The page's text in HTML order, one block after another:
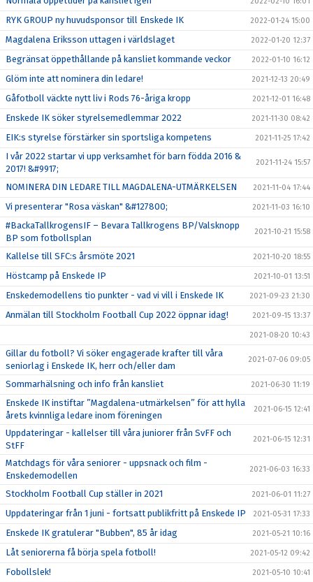
RYK GROUP ny huvudsponsor till Enskede IK 2022-01-24 15:00
Magdalena Eriksson uttagen i världslaget 2022-01-20 12:37
Begränsat öppethållande på kansliet kommande veckor 2022-01-10 16:12
Glöm inte att nominera din ledare! 2021-12-13 20:49
Gåfotboll väckte nytt liv i Rods 76-åriga kropp 2021-12-01 16:48
Enskede IK söker styrelsemedlemmar 2022 2021-11-30 08:42
EIK:s styrelse förstärker sin sportsliga kompetens 2021-11-25 17:42
I vår 2022 startar vi upp verksamhet för barn födda 2016 &
2017! &#9917;
2021-11-24 15:57
NOMINERA DIN LEDARE TILL MAGDALENA-UTMÄRKELSEN 2021-11-04 17:44
Vi presenterar "Rosa väskan" &#127800; 2021-11-03 16:10
#BackaTallkrogensIF – Bevara Tallkrogens BP/Valsknopp
BP som fotbollsplan
2021-10-21 15:58
Kallelse till SFC:s årsmöte 2021 2021-10-20 18:55
Höstcamp på Enskede IP 2021-10-01 13:51
Enskedemodellens tio punkter - vad vi vill i Enskede IK 2021-09-23 21:30
Anmälan till Stockholm Football Cup 2022 öppnar idag! 2021-09-15 13:37
2021-08-20 10:43
Gillar du fotboll? Vi söker engagerade krafter till våra
seniorlag i Enskede IK, herr och/eller dam
2021-07-06 09:05
Sommarhälsning och info från kansliet 2021-06-30 11:19
Enskede IK instiftar ”Magdalena-utmärkelsen” för att hylla
årets kvinnliga ledare inom föreningen
2021-06-15 12:41
Uppdateringar - kallelser till våra juniorer från SvFF och
StFF
2021-06-15 12:31
Matchdags för våra seniorer - uppsnack och film -
Enskedemodellen
2021-06-03 16:33
Stockholm Football Cup ställer in 2021 2021-06-01 11:27
Uppdateringar från 1 juni - fortsatt publikfritt på Enskede IP 2021-05-31 17:33
Enskede IK gratulerar "Bubben", 85 år idag 2021-05-21 10:16
Låt seniorerna få börja spela fotboll! 2021-05-12 09:42
Fobollslek! 2021-05-10 10:41